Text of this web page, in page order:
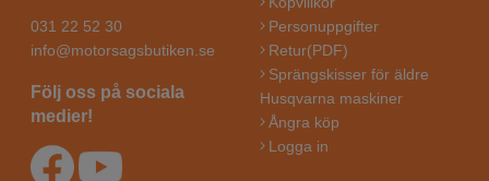
031 22 52 30
info@motorsagsbutiken.se
Följ oss på sociala
medier!
Personuppgifter
Retur(PDF)
Sprängskisser för äldre
Husqvarna maskiner
Ångra köp
Logga in